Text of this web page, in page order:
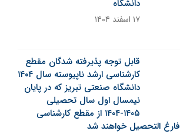
دانشگاه
۱۷ اسفند ۱۴۰۴
قابل توجه پذیرفته شدگان مقطع
کارشناسی ارشد ناپیوسته سال ۱۴۰۴
دانشگاه صنعتی تبریز که در پایان
نیمسال اول سال تحصیلی
۱۴۰۵-۱۴۰۴ از مقطع کارشناسی
فارغ التحصیل خواهند شد